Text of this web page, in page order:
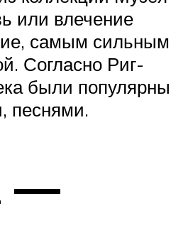
или влечение
самым сильным
Согласно Риг-
были популярны
песнями.
—